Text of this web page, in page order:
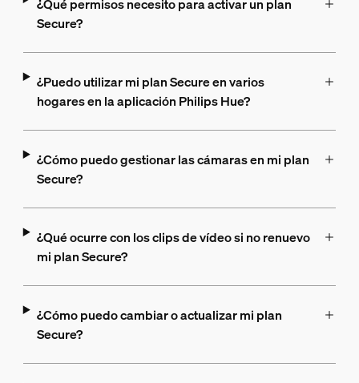
¿Qué permisos necesito para activar un plan
Secure?
¿Puedo utilizar mi plan Secure en varios
hogares en la aplicación Philips Hue?
¿Cómo puedo gestionar las cámaras en mi plan
Secure?
¿Qué ocurre con los clips de vídeo si no renuevo
mi plan Secure?
¿Cómo puedo cambiar o actualizar mi plan
Secure?